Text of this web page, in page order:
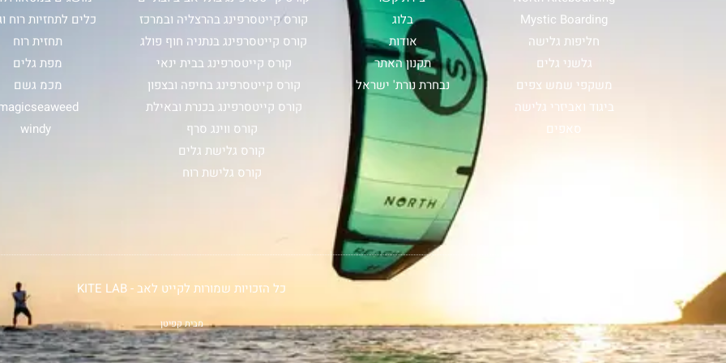
Mystic Boarding
חליפות גלישה
גלשני גלים
משקפי שמש צפים
ביגוד ואביזרי גלישה
סאפים
בלוג
אודות
תקנון האתר
נבחרת נורת' ישראל
קורס קייטסרפינג בהרצליה ובמרכז
קורס קייטסרפינג בנתניה חוף פולג
קורס קייטסרפינג בבית ינאי
קורס קייטסרפינג בחיפה ובצפון
קורס קייטסרפינג בכנרת ובאילת
קורס ווינג סרף
קורס גלישת גלים
קורס גלישת רוח
כלים לתחזיות רוח
תחזית רוח
מפת גלים
מכמ גשם
windy
כל הזכויות שמורות לקייט לאב - KITE LAB
מבית קפיטן